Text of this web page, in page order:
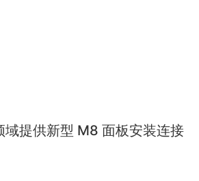
域提供新型 M8 面板安装连接